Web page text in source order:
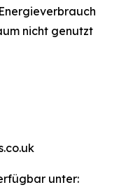
nicht genutzt
unter: